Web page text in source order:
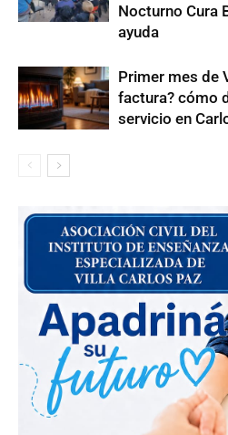
Nocturno Cura
ayuda
Primer mes de
factura? cómo
servicio en